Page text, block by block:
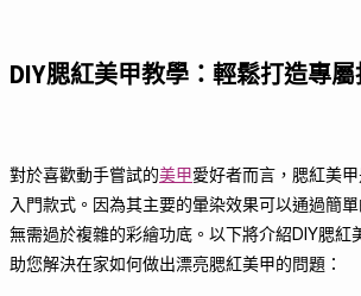
DIY腮紅美甲教學：輕鬆打造專
對於喜歡動手嘗試的美甲愛好者而言，腮紅美
入門款式。因為其主要的暈染效果可以通過簡
無需過於複雜的彩繪功底。以下將介紹DIY腮紅
助您解決在家如何做出漂亮腮紅美甲的問題：